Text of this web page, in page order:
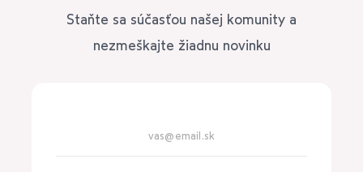
Staňte sa súčasťou našej komunity a
nezmeškajte žiadnu novinku